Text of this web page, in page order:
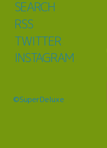
SEARCH
RSS
TWITTER
INSTAGRAM
©SuperDeluxe